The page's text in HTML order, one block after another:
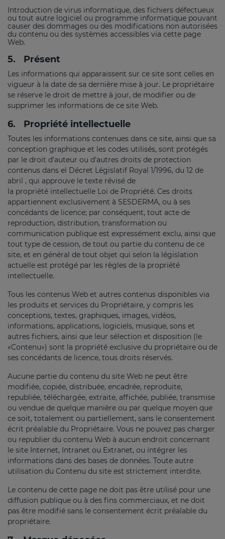
Introduction de virus informatique, des fichiers défectueux
ou tout autre logiciel ou programme informatique pouvant
causer des dommages ou des modifications non autorisées
du contenu ou des systèmes accessibles via cette page
Web.
5. Présent
Les informations qui apparaissent sur ce site sont celles en
vigueur à la date de sa dernière mise à jour. Le propriétaire
se réserve le droit de mettre à jour, de modifier ou de
supprimer les informations de ce site Web.
6. Propriété intellectuelle
Toutes les informations contenues dans ce site, ainsi que sa
conception graphique et les codes utilisés, sont protégés
par le droit d'auteur ou d'autres droits de protection
contenus dans el Décret Législatif Royal 1/1996, du 12 de
abril , qui approuve le texte révisé de
la propriété intellectuelle Loi de Propriété. Ces droits
appartiennent exclusivement à SESDERMA, ou à ses
concédants de licence; par conséquent, tout acte de
reproduction, distribution, transformation ou
communication publique est expressément exclu, ainsi que
tout type de cession, de tout ou partie du contenu de ce
site, et en général de tout objet qui selon la législation
actuelle est protégé par les règles de la propriété
intellectuelle.
Tous les contenus Web et autres contenus disponibles via
les produits et services du Propriétaire, y compris les
conceptions, textes, graphiques, images, vidéos,
informations, applications, logiciels, musique, sons et
autres fichiers, ainsi que leur sélection et disposition (le
«Contenu») sont la propriété exclusive du propriétaire ou de
ses concédants de licence, tous droits réservés.
Aucune partie du contenu du site Web ne peut être
modifiée, copiée, distribuée, encadrée, reproduite,
republiée, téléchargée, extraite, affichée, publiée, transmise
ou vendue de quelque manière ou par quelque moyen que
ce soit, totalement ou partiellement, sans le consentement
écrit préalable du Propriétaire. Vous ne pouvez pas charger
ou republier du contenu Web à aucun endroit concernant
le site Internet, Intranet ou Extranet, ou intégrer les
informations dans des bases de données. Toute autre
utilisation du Contenu du site est strictement interdite.
Le contenu de cette page ne doit pas être utilisé pour une
diffusion publique ou à des fins commerciaux, et ne doit
pas être modifié sans le consentement écrit préalable du
propriétaire.